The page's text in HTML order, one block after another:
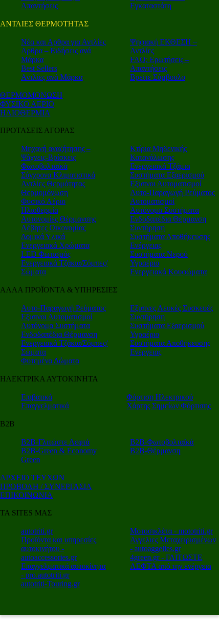
Απαντήσεις
Εγκαταστάτη
ΑΝΤΛΙΕΣ ΘΕΡΜΟΤΗΤΑΣ
Nέα και Αρθρα για Αντλίες
Αρθρα – Ειδήσεις ανά
Μάρκα
Best Sellers
Αντλίες ανά Μάρκα
Ψηφιακή ΕΚΘΕΣΗ –
Αντλίες
FAQ: Ερωτήσεις –
Απαντήσεις
Βρείτε Σύμβουλο
ΘΕΡΜΟΜΟΝΩΣΗ
ΦΥΣΙΚΟ ΑΕΡΙΟ
ΗΛΙΟΘΕΡΜΙΑ
ΠΡΟΤΑΣΕΙΣ ΑΓΟΡΑΣ
Μηχανή αναζήτησης –
Ψάχνεις-Βρίσκεις
Φωτοβολταϊκά
Σύγχρονα Κλιματιστικά
Αντλίες Θερμότητας
Θερμομόνωση
Φυσικό Αέριο
Ηλιοθερμία
Αυτονομίες Θέρμανσης
Λέβητες Οικονομίας
Δομικά Υλικά
Ενεργειακά Χρώματα
LED Φωτισμός
Ενεργειακά Τζάκια/Σόμπες/
Σώματα
Κτίρια Μηδενικής
Κατανάλωσης
Ενεργειακά Τζάμια
Συστήματα Εξαερισμού
Εξυπνοι Αυτοματισμοί
Αυτο-Παραγωγή Ρεύματος
Αυτοματισμοί
Αυτόνομα Συστήματα
Ενδοδαπέδια Θέρμανση
Συντήρηση
Συστήματα Αποθήκευσης
Ενέργειας
Συστήματα Νερού
Υγραέριο
Ενεργειακά Κουφώματα
ΑΛΛΑ ΠΡΟΪΟΝΤΑ & ΥΠΗΡΕΣΙΕΣ
Αυτο-Παραγωγή Ρεύματος
Εξυπνοι Αυτοματισμοί
Αυτόνομα Συστήματα
Ενδοδαπέδια Θέρμανση
Ενεργειακά Τζάκια/Σόμπες/
Σώματα
Φυτεμένα Δώματα
Εξυπνες Λευκές Συσκευές
Συντήρηση
Συστήματα Εξαερισμού
Υγραέριο
Συστήματα Αποθήκευσης
Ενέργειας
ΗΛΕΚΤΡΙΚΑ ΑΥΤΟΚΙΝΗΤΑ
Επιβατικά
Επαγγελματικά
Φόρτιση Ηλεκτρικού
Χάρτης Σημείων Φόρτισης
Β2Β
Β2Β-Γλιτώστε Λεφτά
Β2Β-Green & Economy
Green
Β2Β-Φωτοβολταϊκά
Β2Β-Θέρμανση
ΑΡΧΕΙΟ ΤΕΥΧΩΝ
ΠΡΟΒΟΛΗ / ΣΥΝΕΡΓΑΣΙΑ
ΕΠΙΚΟΙΝΩΝΙΑ
ΤΑ SITES ΜΑΣ
autotriti.gr
Προϊόντα και υπηρεσίες
αυτοκινήτου -
autoaccessories.gr
Επαγγελματικά αυτοκίνητα
- pro.autotriti.gr
autotriti-Touring.gr
Μοτοσικλέτα - mototriti.gr
Αγγελιες Μεταχειρισμένων
- autoaggelies.gr
4green.gr - ΓΛΙΤΩΣΤΕ
ΛΕΦΤΑ από την ενέργεια